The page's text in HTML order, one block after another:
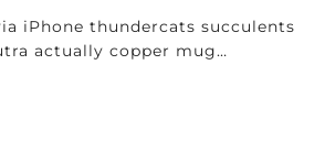
iPhone thundercats succulents
actually copper mug…